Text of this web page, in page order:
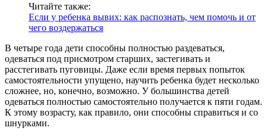
Читайте также:
Если у ребенка вывих: как распознать, чем помочь и от
чего воздержаться
В четыре года дети способны полностью раздеваться,
одеваться под присмотром старших, застегивать и
расстегивать пуговицы. Даже если время первых попыток
самостоятельности упущено, научить ребенка будет несколько
сложнее, но, конечно, возможно. У большинства детей
одеваться полностью самостоятельно получается к пяти годам.
К этому возрасту, как правило, они способны справиться и со
шнурками.